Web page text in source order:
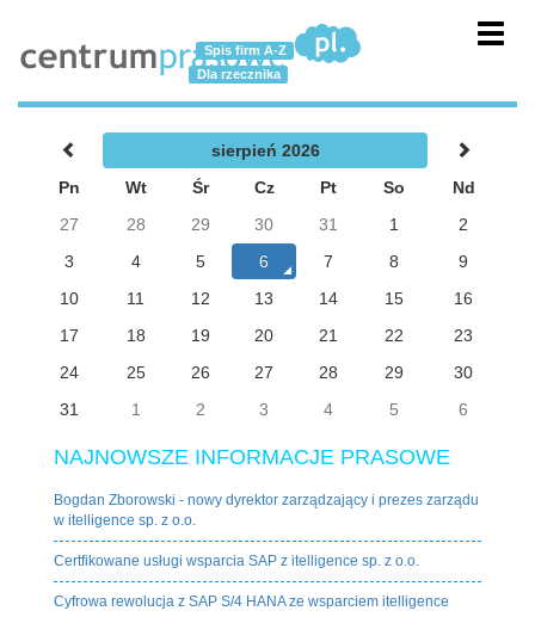
Spis firm A-Z
Dla rzecznika
sierpień 2026
Pn
Wt Śr Cz Pt So
Nd
27
28 29 30 31 1
2
3
4 5 6 7 8
9
10
11 12 13 14 15
16
17
18 19 20 21 22
23
24
25 26 27 28 29
30
31
1 2 3 4 5 6
NAJNOWSZE INFORMACJE PRASOWE
Bogdan Zborowski - nowy dyrektor zarządzający i prezes zarządu
w itelligence sp. z o.o.
Certfikowane usługi wsparcia SAP z itelligence sp. z o.o.
Cyfrowa rewolucja z SAP S/4 HANA ze wsparciem itelligence